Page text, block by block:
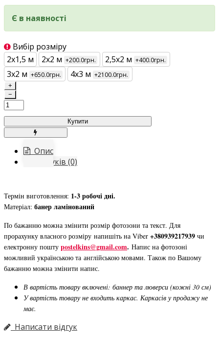
Є в наявності
Вибір розміру
2х1,5 м
2х2 м +200.0грн. 2,5х2 м +400.0грн.
3х2 м +650.0грн. 4х3 м +2100.0грн.
+
−
Купити
Опис
Відгуків (0)
Термін виготовлення: 1-3 робочі дні.
Матеріал: банер ламінований
По бажанню можна змінити розмір фотозони та текст. Для
прорахунку власного розміру напишіть на Viber +380939217939 чи
електронну пошту postelkins@gmail.com. Напис на фотозоні
можливий українською та англійською мовами. Також по Вашому
бажанню можна змінити напис.
В вартість товару включені: баннер та люверси (кожні 30 см)
У вартість товару не входить каркас. Каркасів у продажу не
має.
Написати відгук